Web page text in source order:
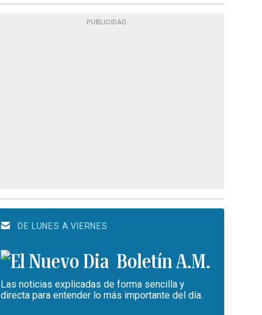
PUBLICIDAD
DE LUNES A VIERNES
Boletín A.M.
Las noticias explicadas de forma sencilla y
directa para entender lo más importante del día.